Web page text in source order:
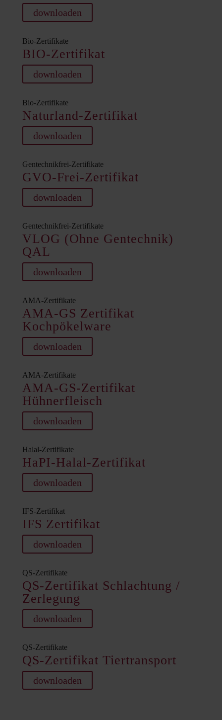
downloaden
Bio-Zertifikate
BIO-Zertifikat
downloaden
Bio-Zertifikate
Naturland-Zertifikat
downloaden
Gentechnikfrei-Zertifikate
GVO-Frei-Zertifikat
downloaden
Gentechnikfrei-Zertifikate
VLOG (Ohne Gentechnik)
QAL
downloaden
AMA-Zertifikate
AMA-GS Zertifikat
Kochpökelware
downloaden
AMA-Zertifikate
AMA-GS-Zertifikat
Hühnerfleisch
downloaden
Halal-Zertifikate
HaPI-Halal-Zertifikat
downloaden
IFS-Zertifikat
IFS Zertifikat
downloaden
QS-Zertifikate
QS-Zertifikat Schlachtung /
Zerlegung
downloaden
QS-Zertifikate
QS-Zertifikat Tiertransport
downloaden